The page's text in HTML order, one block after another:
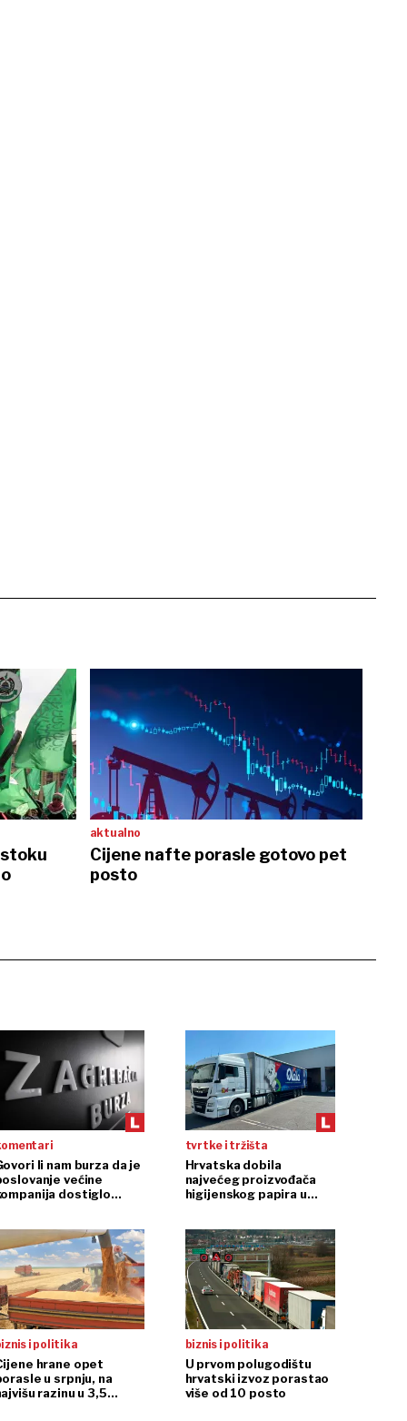
aktualno
Cijene nafte porasle gotovo pet
posto
li nam burza da je
većine
dostiglo
tvrtke i tržišta
Hrvatska dobila
najvećeg proizvođača
higijenskog papira u
i politika
hrane opet
u srpnju, na
razinu u 3,5
biznis i politika
U prvom polugodištu
hrvatski izvoz porastao
više od 10 posto